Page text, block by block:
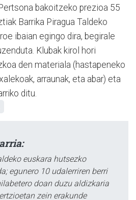
bakoitzeko prezioa 55
Barrika Piragua Taldeko
ibaian egingo dira, begirale
Klubak kirol hori
den materiala (hastapeneko
arraunak, eta abar) eta
ditu.
euskara hutsezko
egunero 10 udalerriren berri
doan duzu aldizkaria
zein erakunde